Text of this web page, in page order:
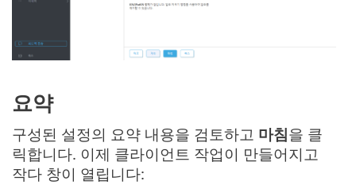
요약
구성된 설정의 요약 내용을 검토하고 마침을 클
릭합니다. 이제 클라이언트 작업이 만들어지고
작다 창이 열립니다: